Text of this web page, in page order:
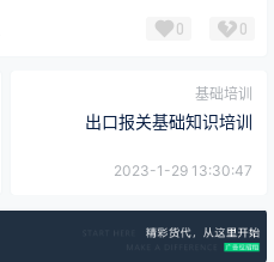
0 0
基础培训
出口报关基础知识培训
2023-1-29 13:30:47